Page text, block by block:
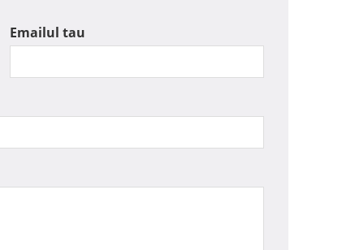
Emailul tau